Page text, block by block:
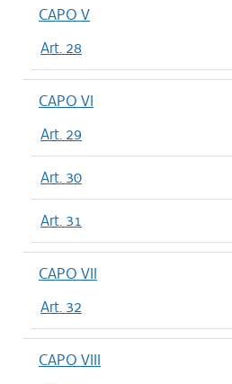
CAPO V
Art. 28
CAPO VI
Art. 29
Art. 30
Art. 31
CAPO VII
Art. 32
CAPO VIII